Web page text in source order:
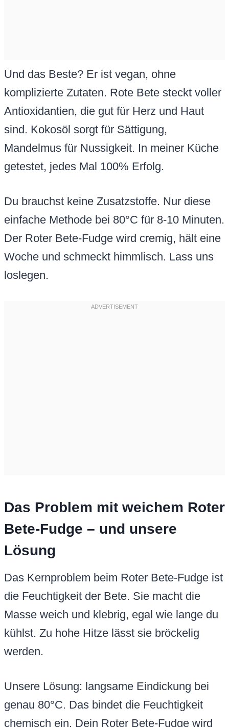
Und das Beste? Er ist vegan, ohne
komplizierte Zutaten. Rote Bete steckt voller
Antioxidantien, die gut für Herz und Haut
sind. Kokosöl sorgt für Sättigung,
Mandelmus für Nussigkeit. In meiner Küche
getestet, jedes Mal 100% Erfolg.
Du brauchst keine Zusatzstoffe. Nur diese
einfache Methode bei 80°C für 8-10 Minuten.
Der Roter Bete-Fudge wird cremig, hält eine
Woche und schmeckt himmlisch. Lass uns
loslegen.
Das Problem mit weichem Roter
Bete-Fudge – und unsere
Lösung
Das Kernproblem beim Roter Bete-Fudge ist
die Feuchtigkeit der Bete. Sie macht die
Masse weich und klebrig, egal wie lange du
kühlst. Zu hohe Hitze lässt sie bröckelig
werden.
Unsere Lösung: langsame Eindickung bei
genau 80°C. Das bindet die Feuchtigkeit
chemisch ein. Dein Roter Bete-Fudge wird